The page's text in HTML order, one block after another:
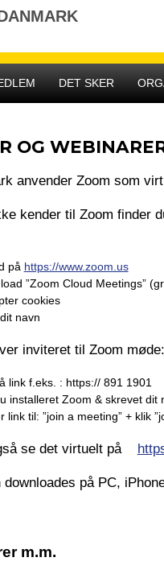
DET SKER
OG
anvender Zoom som
kender til Zoom finder
på https://www.zoom.us
”Zoom Cloud Meetings”
cookies
navn
inviteret til Zoom møde:
link f.eks. : https:// 891 1901
installeret Zoom & skrevet dit
link til: ”join a meeting” + klik
se det virtuelt på
downloades på PC,
m.m.